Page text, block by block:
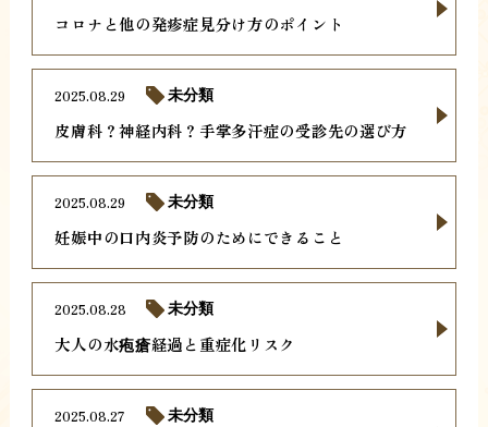
コロナと他の発疹症見分け方のポイント
皮膚科？神経内科？手掌多汗症の受診先の選び方
2025.08.29 未分類
妊娠中の口内炎予防のためにできること
2025.08.29 未分類
大人の水疱瘡経過と重症化リスク
2025.08.28 未分類
2025.08.27 未分類